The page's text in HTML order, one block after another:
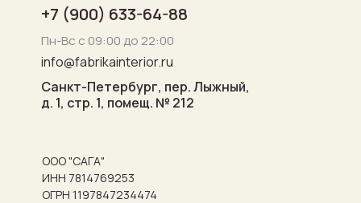
ООО "САГА"
ИНН 7814769253
info@fabrikainterior.ru
+7 (900) 633-64-88
Пн-Вс с 09:00 до 22:00
ОГРН 1197847234474
Санкт-Петербург, пер. Лыжный,
д. 1, стр. 1, помещ. № 212